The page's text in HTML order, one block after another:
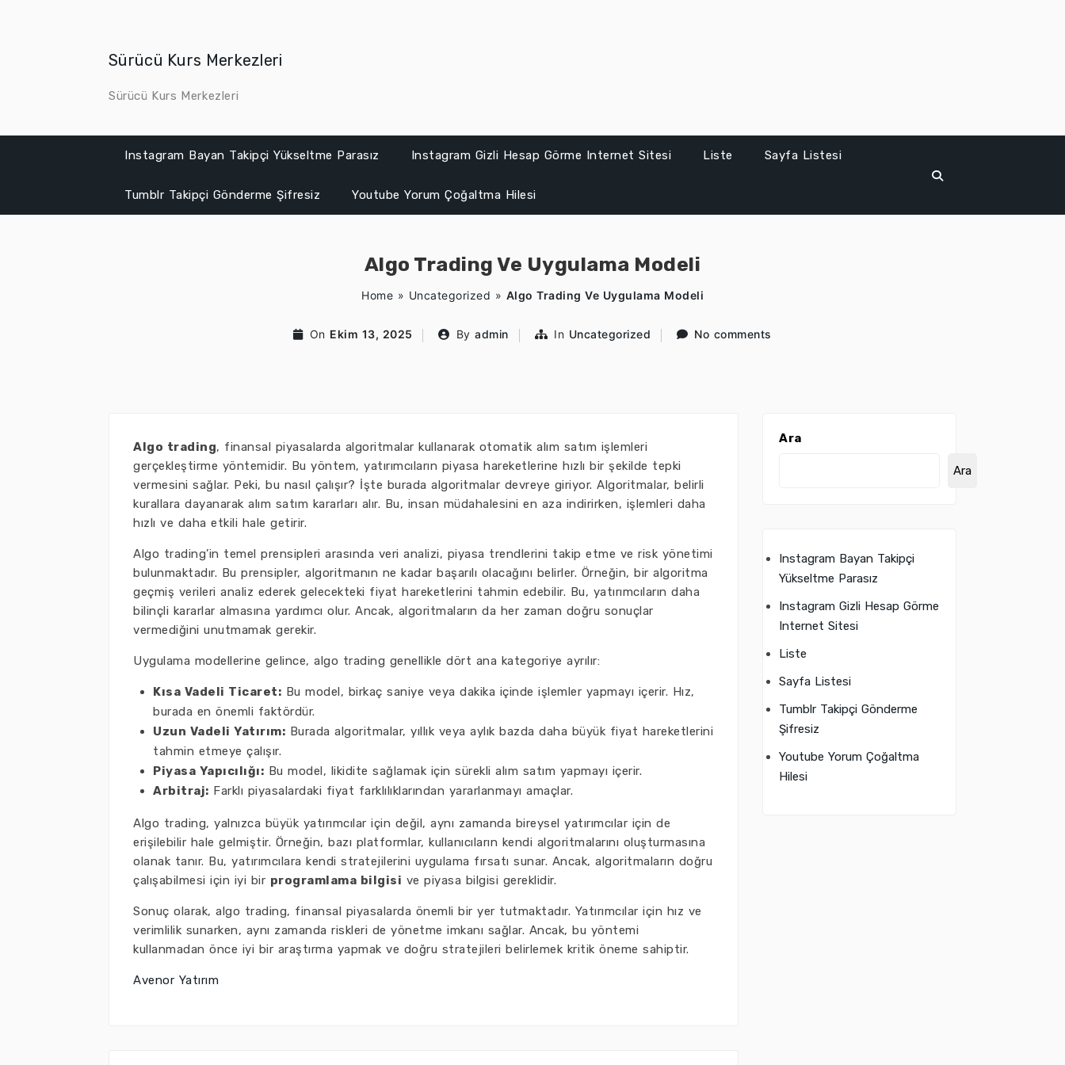
Sürücü Kurs Merkezleri
Sürücü Kurs Merkezleri
Instagram Bayan Takipçi Yükseltme Parasız Instagram Gizli Hesap Görme Internet Sitesi Liste Sayfa Listesi
Tumblr Takipçi Gönderme Şifresiz Youtube Yorum Çoğaltma Hilesi
Algo Trading Ve Uygulama Modeli
Home » Uncategorized » Algo Trading Ve Uygulama Modeli
On Ekim 13, 2025 By admin In Uncategorized No comments
Algo trading, finansal piyasalarda algoritmalar kullanarak otomatik alım satım işlemleri
gerçekleştirme yöntemidir. Bu yöntem, yatırımcıların piyasa hareketlerine hızlı bir şekilde tepki
vermesini sağlar. Peki, bu nasıl çalışır? İşte burada algoritmalar devreye giriyor. Algoritmalar, belirli
kurallara dayanarak alım satım kararları alır. Bu, insan müdahalesini en aza indirirken, işlemleri daha
hızlı ve daha etkili hale getirir.
Algo trading’in temel prensipleri arasında veri analizi, piyasa trendlerini takip etme ve risk yönetimi
bulunmaktadır. Bu prensipler, algoritmanın ne kadar başarılı olacağını belirler. Örneğin, bir algoritma
geçmiş verileri analiz ederek gelecekteki fiyat hareketlerini tahmin edebilir. Bu, yatırımcıların daha
bilinçli kararlar almasına yardımcı olur. Ancak, algoritmaların da her zaman doğru sonuçlar
vermediğini unutmamak gerekir.
Uygulama modellerine gelince, algo trading genellikle dört ana kategoriye ayrılır:
Kısa Vadeli Ticaret: Bu model, birkaç saniye veya dakika içinde işlemler yapmayı içerir. Hız,
burada en önemli faktördür.
Uzun Vadeli Yatırım: Burada algoritmalar, yıllık veya aylık bazda daha büyük fiyat hareketlerini
tahmin etmeye çalışır.
Piyasa Yapıcılığı: Bu model, likidite sağlamak için sürekli alım satım yapmayı içerir.
Arbitraj: Farklı piyasalardaki fiyat farklılıklarından yararlanmayı amaçlar.
Algo trading, yalnızca büyük yatırımcılar için değil, aynı zamanda bireysel yatırımcılar için de
erişilebilir hale gelmiştir. Örneğin, bazı platformlar, kullanıcıların kendi algoritmalarını oluşturmasına
olanak tanır. Bu, yatırımcılara kendi stratejilerini uygulama fırsatı sunar. Ancak, algoritmaların doğru
çalışabilmesi için iyi bir programlama bilgisi ve piyasa bilgisi gereklidir.
Sonuç olarak, algo trading, finansal piyasalarda önemli bir yer tutmaktadır. Yatırımcılar için hız ve
verimlilik sunarken, aynı zamanda riskleri de yönetme imkanı sağlar. Ancak, bu yöntemi
kullanmadan önce iyi bir araştırma yapmak ve doğru stratejileri belirlemek kritik öneme sahiptir.
Avenor Yatırım
Ara
Ara
Instagram Bayan Takipçi
Yükseltme Parasız
Instagram Gizli Hesap Görme
Internet Sitesi
Liste
Sayfa Listesi
Tumblr Takipçi Gönderme
Şifresiz
Youtube Yorum Çoğaltma
Hilesi